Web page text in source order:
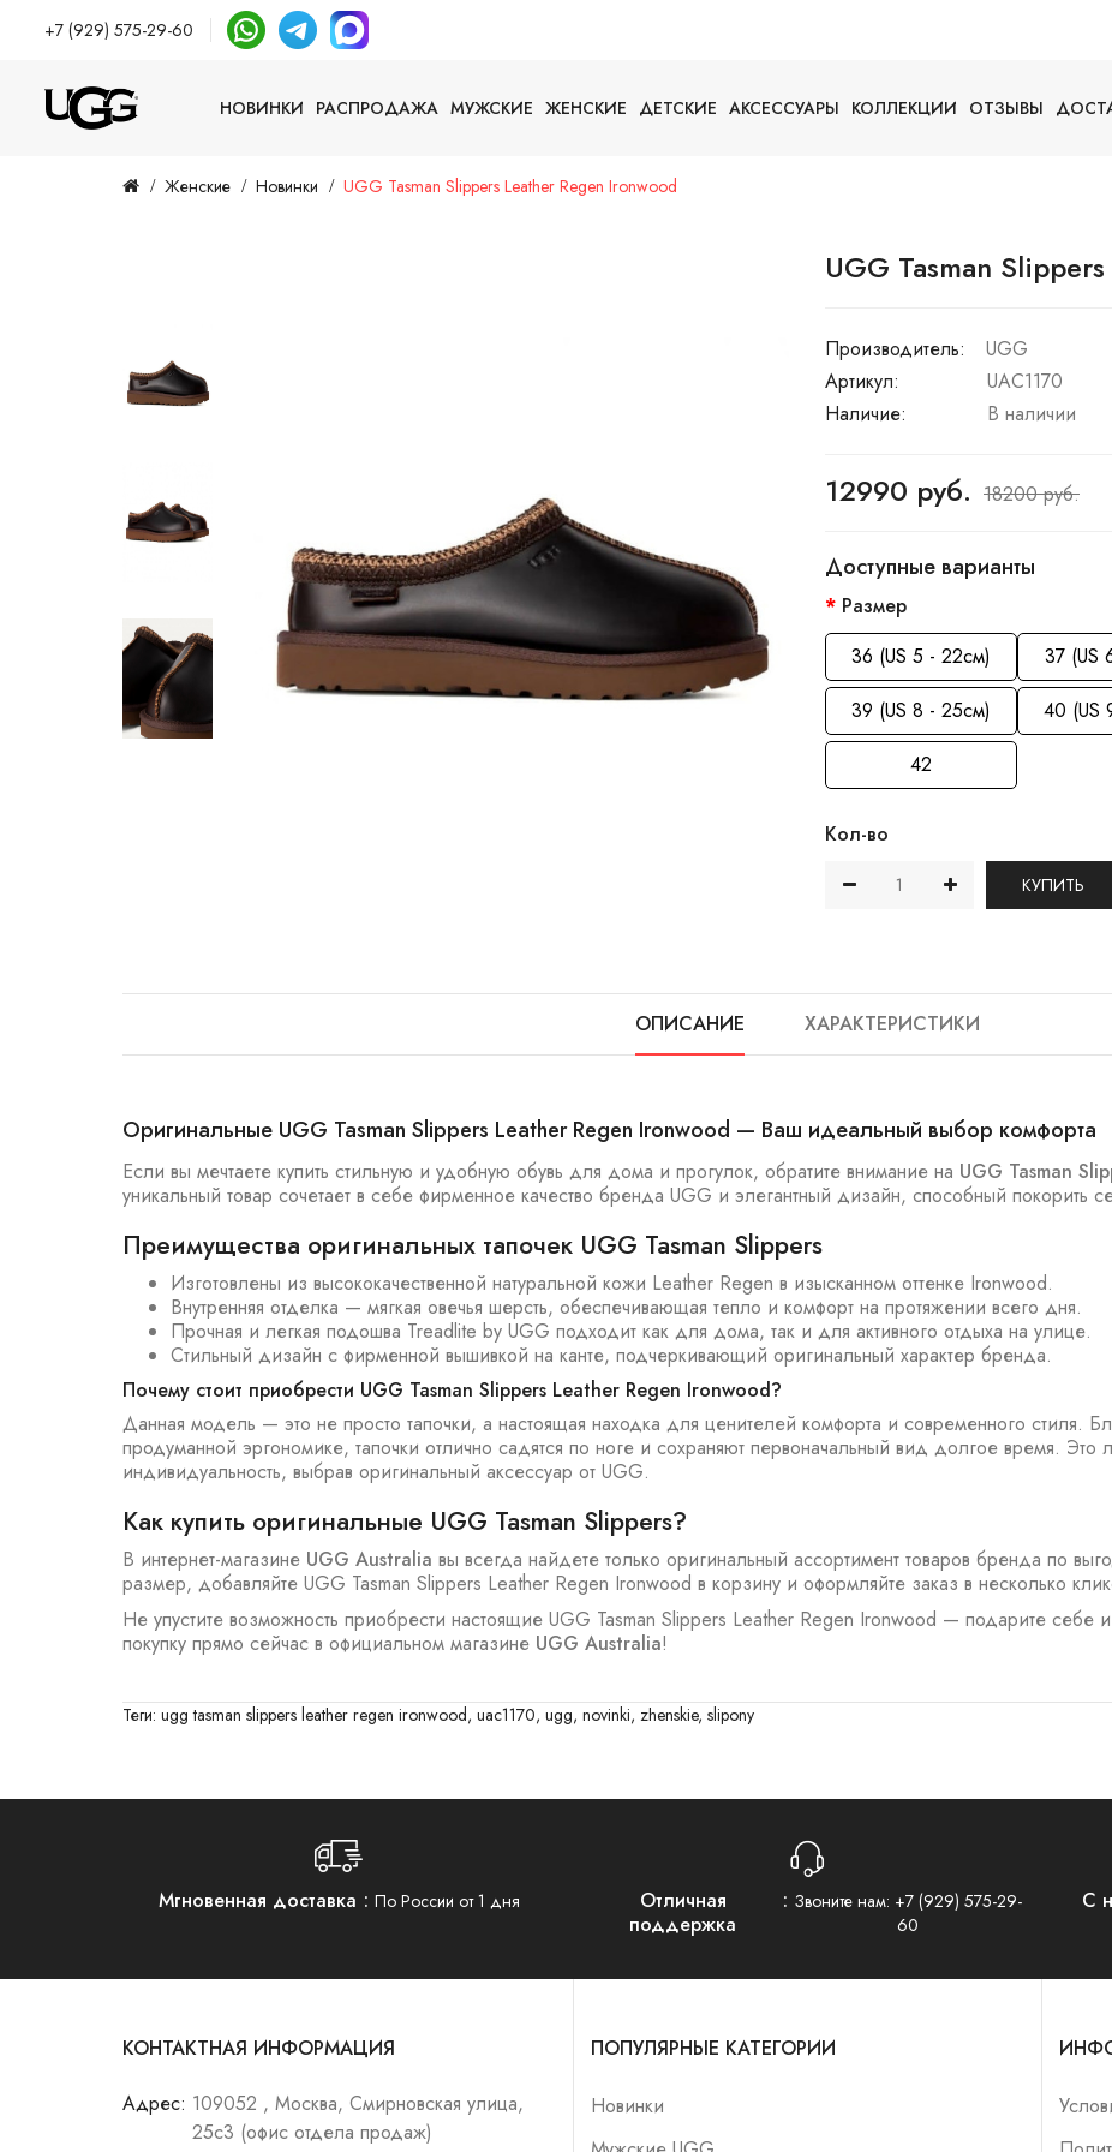
+7 (929) 575-29-60
НОВИНКИ РАСПРОДАЖА МУЖСКИЕ ЖЕНСКИЕ ДЕТСКИЕ АКСЕССУАРЫ КОЛЛЕКЦИИ ОТЗЫВЫ
Женские Новинки UGG Tasman Slippers Leather Regen Ironwood
UGG Tasman
Производитель:
UGG
Артикул:
UAC1170
Наличие:
В наличии
12990 руб. 18200 руб.
Доступные варианты
Размер
36 (US 5 - 22см)
37 (US
39 (US 8 - 25см)
40 (US
42
Кол-во
КУПИТЬ
ОПИСАНИЕ ХАРАКТЕРИСТИКИ
Оригинальные UGG Tasman Slippers Leather Regen Ironwood — Ваш идеальный выбор комфорта
Если вы мечтаете купить стильную и удобную обувь для дома и прогулок, обратите внимание на UGG Tasman
уникальный товар сочетает в себе фирменное качество бренда UGG и элегантный дизайн, способный
Преимущества оригинальных тапочек UGG Tasman Slippers
Изготовлены из высококачественной натуральной кожи Leather Regen в изысканном оттенке Ironwood.
Внутренняя отделка — мягкая овечья шерсть, обеспечивающая тепло и комфорт на протяжении всего дня.
Прочная и легкая подошва Treadlite by UGG подходит как для дома, так и для активного отдыха на улице.
Стильный дизайн с фирменной вышивкой на канте, подчеркивающий оригинальный характер бренда.
Почему стоит приобрести UGG Tasman Slippers Leather Regen Ironwood?
Данная модель — это не просто тапочки, а настоящая находка для ценителей комфорта и современного стиля.
продуманной эргономике, тапочки отлично садятся по ноге и сохраняют первоначальный вид долгое время. Это
индивидуальность, выбрав оригинальный аксессуар от UGG.
Как купить оригинальные UGG Tasman Slippers?
В интернет-магазине UGG Australia вы всегда найдете только оригинальный ассортимент товаров бренда по
размер, добавляйте UGG Tasman Slippers Leather Regen Ironwood в корзину и оформляйте заказ в несколько
Не упустите возможность приобрести настоящие UGG Tasman Slippers Leather Regen Ironwood — подарите
покупку прямо сейчас в официальном магазине UGG Australia!
Теги: ugg tasman slippers leather regen ironwood, uac1170, ugg, novinki, zhenskie, slipony
Мгновенная доставка По России от 1 дня
Отличная
поддержка
Звоните нам: +7 (929) 575-29-
60
С
КОНТАКТНАЯ ИНФОРМАЦИЯ
Адрес: 109052 , Москва, Смирновская улица,
25с3 (офис отдела продаж)
ПОПУЛЯРНЫЕ КАТЕГОРИИ
Новинки